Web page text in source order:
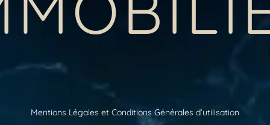
Mentions Légales et Conditions Générales d’utilisation